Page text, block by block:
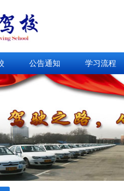
公告通知 学习流程